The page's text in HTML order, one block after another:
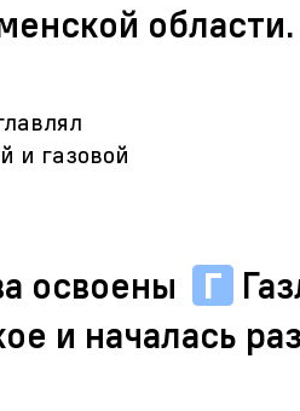
области.
и газовой
освоены Г
и началась